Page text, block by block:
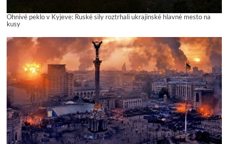
Ohnivé peklo v Kyjeve: Ruské sily roztrhali ukrajinské hlavné mesto na
kusy